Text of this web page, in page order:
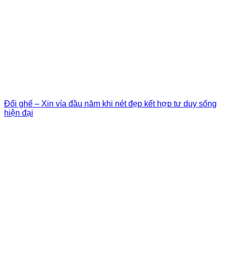
Đổi ghế – Xin vía đầu năm khi nét đẹp kết hợp tư duy sống
hiện đại